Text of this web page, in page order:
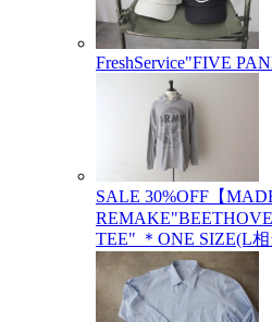
FreshService"FIVE
SALE 30%OFF【
TEE" ＊ONE SIZE(L相